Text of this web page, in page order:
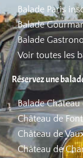
Balade Paris
Balade
Balade
Voir toutes les
Réservez une
Balade
Château de
Château de
Château de